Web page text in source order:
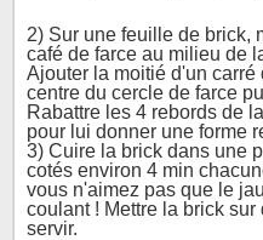
2) Sur une feuille de brick,
café de farce au milieu de
Ajouter la moitié d'un carré
centre du cercle de farce
Rabattre les 4 rebords de
pour lui donner une forme
3) Cuire la brick dans une
cotés environ 4 min
vous n'aimez pas que le
coulant ! Mettre la brick
servir.